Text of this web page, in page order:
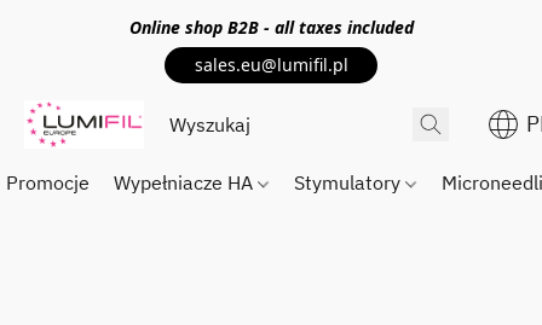
Online shop B2B - all taxes included
sales.eu@lumifil.pl
Promocje Wypełniacze HA Stymulatory